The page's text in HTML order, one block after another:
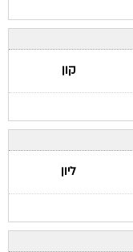
קון
ליון